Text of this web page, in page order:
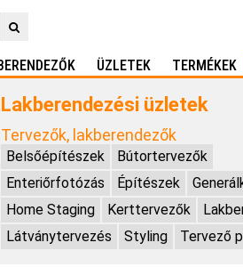
ÜZLETEK TERMÉKEK
Lakberendezési üzletek
Tervezők, lakberendezők
Belsőépítészek
Bútortervezők
Enteriőrfotózás
Építészek
Home Staging
Kerttervezők
Látványtervezés
Styling Tervező